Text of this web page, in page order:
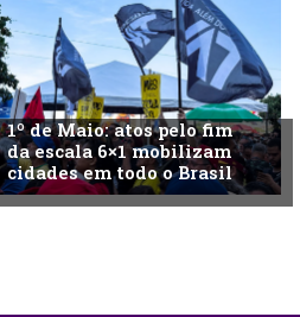
1º de Maio: atos pelo fim
da escala 6×1 mobilizam
cidades em todo o Brasil